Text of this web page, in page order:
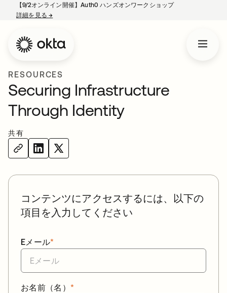
【9/2オンライン開催】Auth0 ハンズオンワークショップ
詳細を見る→
RESOURCES
Securing Infrastructure
Through Identity
共有
コンテンツにアクセスするには、以下の
項目を入力してください
*
Eメール
*
お名前（名）